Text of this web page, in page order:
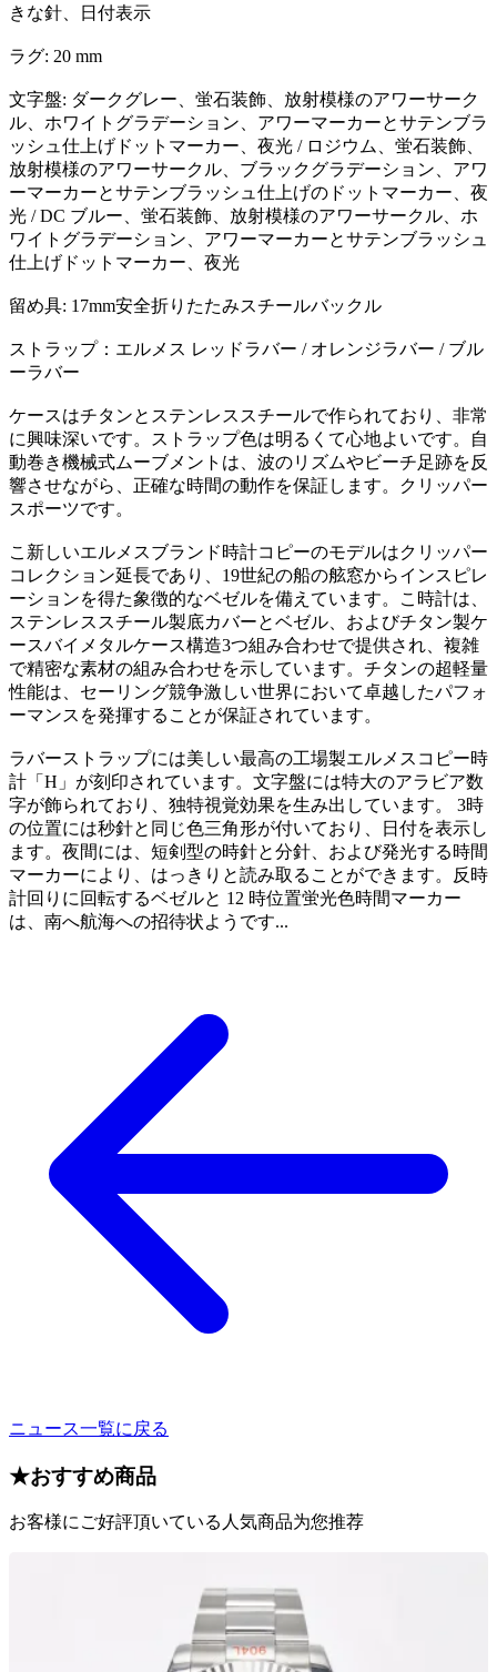
きな針、日付表示
ラグ: 20 mm
文字盤: ダークグレー、蛍石装飾、放射模様のアワーサーク
ル、ホワイトグラデーション、アワーマーカーとサテンブラ
ッシュ仕上げドットマーカー、夜光 / ロジウム、蛍石装飾、
放射模様のアワーサークル、ブラックグラデーション、アワ
ーマーカーとサテンブラッシュ仕上げのドットマーカー、夜
光 / DC ブルー、蛍石装飾、放射模様のアワーサークル、ホ
ワイトグラデーション、アワーマーカーとサテンブラッシュ
仕上げドットマーカー、夜光
留め具: 17mm安全折りたたみスチールバックル
ストラップ：エルメス レッドラバー / オレンジラバー / ブル
ーラバー
ケースはチタンとステンレススチールで作られており、非常
に興味深いです。ストラップ色は明るくて心地よいです。自
動巻き機械式ムーブメントは、波のリズムやビーチ足跡を反
響させながら、正確な時間の動作を保証します。クリッパー
スポーツです。
こ新しいエルメスブランド時計コピーのモデルはクリッパー
コレクション延長であり、19世紀の船の舷窓からインスピレ
ーションを得た象徴的なベゼルを備えています。こ時計は、
ステンレススチール製底カバーとベゼル、およびチタン製ケ
ースバイメタルケース構造3つ組み合わせで提供され、複雑
で精密な素材の組み合わせを示しています。チタンの超軽量
性能は、セーリング競争激しい世界において卓越したパフォ
ーマンスを発揮することが保証されています。
ラバーストラップには美しい最高の工場製エルメスコピー時
計「H」が刻印されています。文字盤には特大のアラビア数
字が飾られており、独特視覚効果を生み出しています。 3時
の位置には秒針と同じ色三角形が付いており、日付を表示し
ます。夜間には、短剣型の時針と分針、および発光する時間
マーカーにより、はっきりと読み取ることができます。反時
計回りに回転するベゼルと 12 時位置蛍光色時間マーカー
は、南へ航海への招待状ようです...
ニュース一覧に戻る
★おすすめ商品
お客様にご好評頂いている人気商品为您推荐